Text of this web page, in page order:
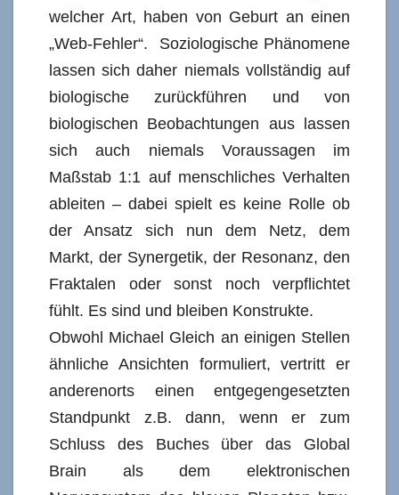
welcher Art, haben von Geburt an einen
„Web-Fehler“. Soziologische Phänomene
lassen sich daher niemals vollständig auf
biologische zurückführen und von
biologischen Beobachtungen aus lassen
sich auch niemals Voraussagen im
Maßstab 1:1 auf menschliches Verhalten
ableiten – dabei spielt es keine Rolle ob
der Ansatz sich nun dem Netz, dem
Markt, der Synergetik, der Resonanz, den
Fraktalen oder sonst noch verpflichtet
fühlt. Es sind und bleiben Konstrukte.
Obwohl Michael Gleich an einigen Stellen
ähnliche Ansichten formuliert, vertritt er
anderenorts einen entgegengesetzten
Standpunkt z.B. dann, wenn er zum
Schluss des Buches über das Global
Brain als dem elektronischen